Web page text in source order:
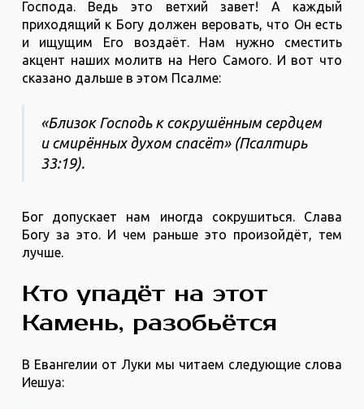
Господа. Ведь это ветхий завет! А каждый
приходящий к Богу должен веровать, что Он есть
и ищущим Его воздаёт. Нам нужно сместить
акцент наших молитв на Него Самого. И вот что
сказано дальше в этом Псалме:
«Близок Господь к сокрушённым сердцем
и смирённых духом спасёт» (‭‭Псалтирь‬
‭33‬:‭19‬).
Бог допускает нам иногда сокрушиться. Слава
Богу за это. И чем раньше это произойдёт, тем
лучше.
Кто упадёт на этот
Камень, разобьётся
В Евангелии от Луки мы читаем следующие слова
Иешуа: